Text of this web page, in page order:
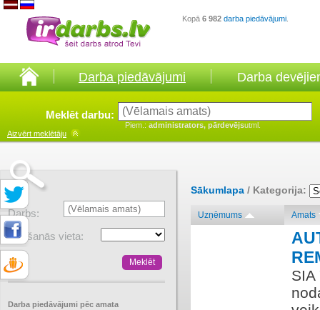
Kopā 6 982 darba piedāvājumi
Darba piedāvājumi Darba
Meklēt darbu:
Piem.: administrators, pārdevējsutml.
Aizvērt meklētāju
Darbs:
Atrašanās vieta:
Darba piedāvājumi pēc amata
Sākumlapa / Kategorija:
Uzņēmums Amats
SIA